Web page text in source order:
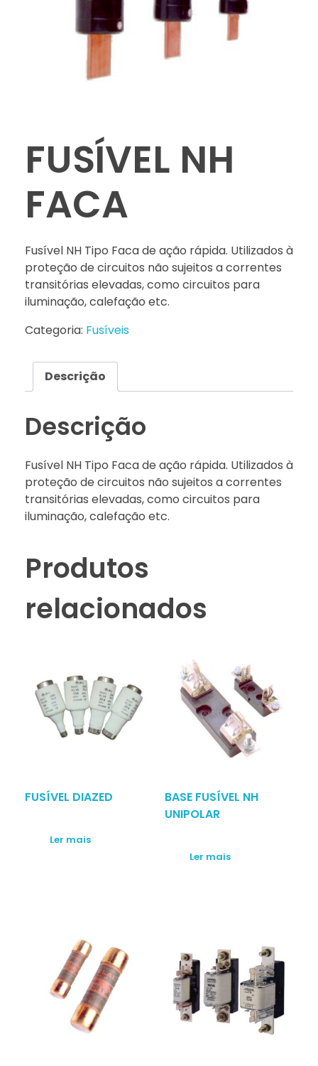
FUSÍVEL NH
FACA
Fusível NH Tipo Faca de ação rápida. Utilizados à
proteção de circuitos não sujeitos a correntes
transitórias elevadas, como circuitos para
iluminação, calefação etc.
Categoria: Fusíveis
Descrição
Descrição
Fusível NH Tipo Faca de ação rápida. Utilizados à
proteção de circuitos não sujeitos a correntes
transitórias elevadas, como circuitos para
iluminação, calefação etc.
Produtos
relacionados
FUSÍVEL DIAZED
Ler mais
BASE FUSÍVEL NH
UNIPOLAR
Ler mais